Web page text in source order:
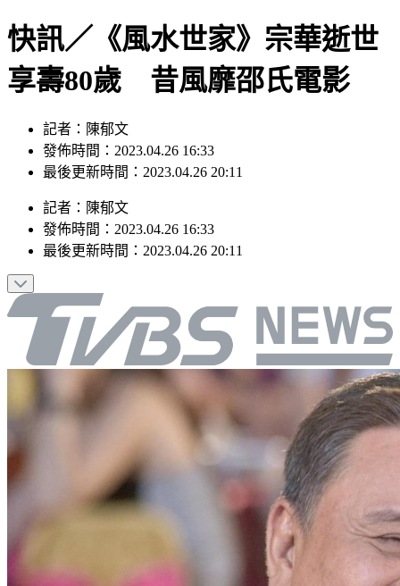
快訊／《風水世家》宗華逝世
享壽80歲 昔風靡邵氏電影
發佈時間：2023.04.26 16:33
最後更新時間：2023.04.26 20:11
發佈時間：2023.04.26 16:33
最後更新時間：2023.04.26 20:11